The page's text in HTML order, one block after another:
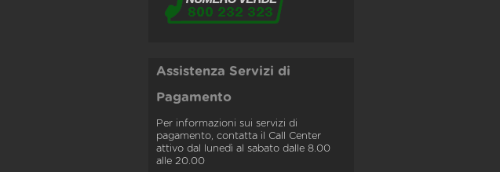
Assistenza Servizi di
Pagamento
Per informazioni sui servizi di
pagamento, contatta il Call Center
attivo dal lunedì al sabato dalle 8.00
alle 20.00